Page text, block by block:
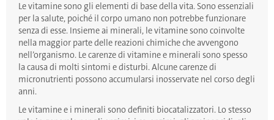
Le vitamine sono gli elementi di base della vita. Sono essenziali
per la salute, poiché il corpo umano non potrebbe funzionare
senza di esse. Insieme ai minerali, le vitamine sono coinvolte
nella maggior parte delle reazioni chimiche che avvengono
nell’organismo. Le carenze di vitamine e minerali sono spesso
la causa di molti sintomi e disturbi. Alcune carenze di
micronutrienti possono accumularsi inosservate nel corso degli
anni.
Le vitamine e i minerali sono definiti biocatalizzatori. Lo stesso